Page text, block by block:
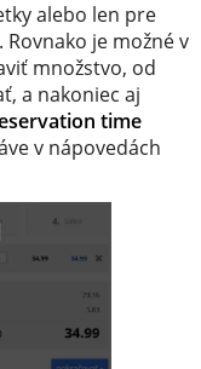
alebo len pre
je možné v
množstvo, od
a nakoniec aj
time
v nápovedách